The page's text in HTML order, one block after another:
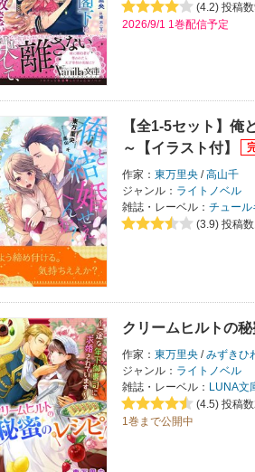
(4.2) 投稿
2026/9/1 1巻配信予定
【全1-5セット】
～【イラスト付】
作家： 東万里央 /高山千
ジャンル： ライトノベル
雑誌・レーベル： チュール
(3.9) 投稿
クリームヒルトの
作家： 東万里央 /みずきひ
ジャンル： ライトノベル
雑誌・レーベル： LUNA文
(4.5) 投稿
1巻まで公開中